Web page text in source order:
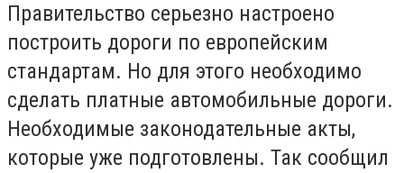
Правительство серьезно настроено
построить дороги по европейским
стандартам. Но для этого необходимо
сделать платные автомобильные дороги.
Необходимые законодательные акты,
которые уже подготовлены. Так сообщил